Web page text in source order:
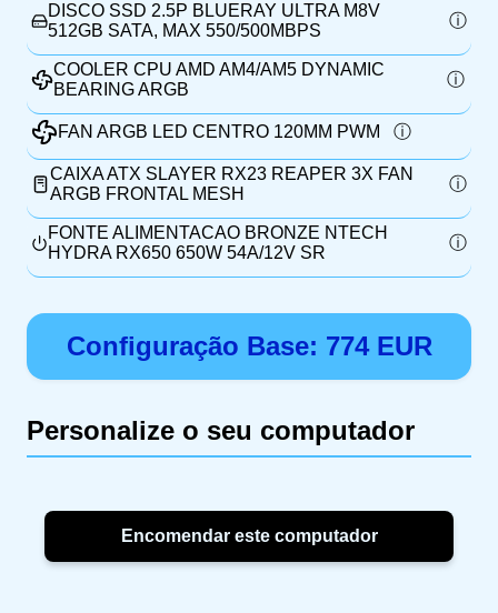
DISCO SSD 2.5P BLUERAY ULTRA M8V
512GB SATA, MAX 550/500MBPS
COOLER CPU AMD AM4/AM5 DYNAMIC
BEARING ARGB
FAN ARGB LED CENTRO 120MM PWM
CAIXA ATX SLAYER RX23 REAPER 3X FAN
ARGB FRONTAL MESH
FONTE ALIMENTACAO BRONZE NTECH
HYDRA RX650 650W 54A/12V SR
Configuração Base: 774 EUR
Personalize o seu computador